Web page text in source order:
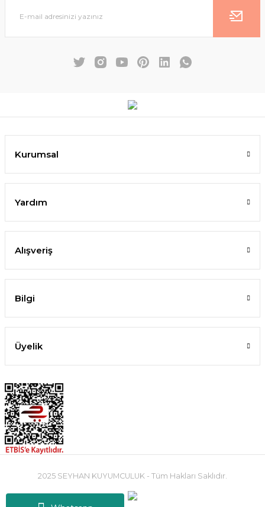
Kurumsal
Yardım
Alışveriş
Bilgi
Üyelik
2025 SEYHAN KUYUMCULUK - Tüm Hakları Saklıdır.